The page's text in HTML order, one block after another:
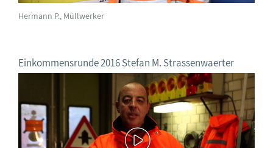
Hermann P., Müllwerker
Einkommensrunde 2016 Stefan M. Strassenwaerter